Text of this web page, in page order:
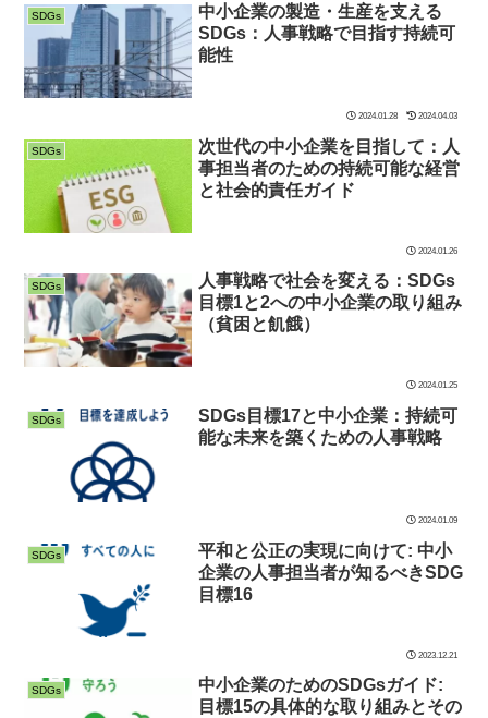
SDGs
中小企業の製造・生産を支える
SDGs：人事戦略で目指す持続可
能性
2024.01.28 2024.04.03
SDGs
次世代の中小企業を目指して：人
事担当者のための持続可能な経営
と社会的責任ガイド
2024.01.26
SDGs
人事戦略で社会を変える：SDGs
目標1と2への中小企業の取り組み
（貧困と飢餓）
2024.01.25
SDGs
SDGs目標17と中小企業：持続可
能な未来を築くための人事戦略
2024.01.09
SDGs
平和と公正の実現に向けて: 中小
企業の人事担当者が知るべきSDG
目標16
2023.12.21
SDGs
中小企業のためのSDGsガイド:
目標15の具体的な取り組みとその